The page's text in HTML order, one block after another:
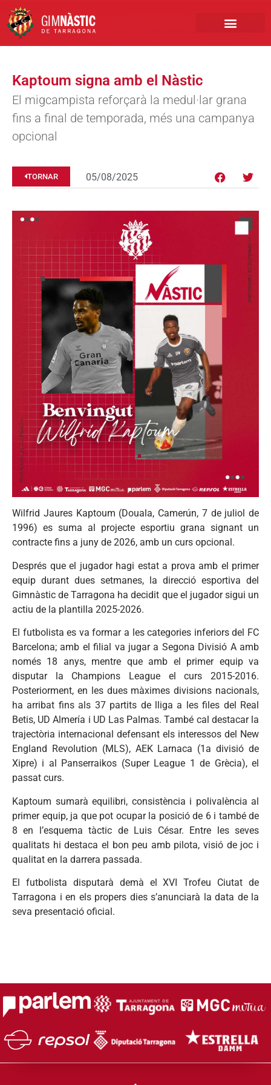
Kaptoum signa amb el Nàstic
El migcampista reforçarà la medul·lar grana
fins a final de temporada, més una campanya
opcional
TORNAR 05/08/2025
Wilfrid Jaures Kaptoum (Douala, Camerún, 7 de juliol de
1996) es suma al projecte esportiu grana signant un
contracte fins a juny de 2026, amb un curs opcional.
Després que el jugador hagi estat a prova amb el primer
equip durant dues setmanes, la direcció esportiva del
Gimnàstic de Tarragona ha decidit que el jugador sigui un
actiu de la plantilla 2025-2026.
El futbolista es va formar a les categories inferiors del FC
Barcelona; amb el filial va jugar a Segona Divisió A amb
només 18 anys, mentre que amb el primer equip va
disputar la Champions League el curs 2015-2016.
Posteriorment, en les dues màximes divisions nacionals,
ha arribat fins als 37 partits de lliga a les files del Real
Betis, UD Almería i UD Las Palmas. També cal destacar la
trajectòria internacional defensant els interessos del New
England Revolution (MLS), AEK Larnaca (1a divisió de
Xipre) i al Panserraikos (Super League 1 de Grècia), el
passat curs.
Kaptoum sumarà equilibri, consistència i polivalència al
primer equip, ja que pot ocupar la posició de 6 i també de
8 en l’esquema tàctic de Luis César. Entre les seves
qualitats hi destaca el bon peu amb pilota, visió de joc i
qualitat en la darrera passada.
El futbolista disputarà demà el XVI Trofeu Ciutat de
Tarragona i en els propers dies s’anunciarà la data de la
seva presentació oficial.